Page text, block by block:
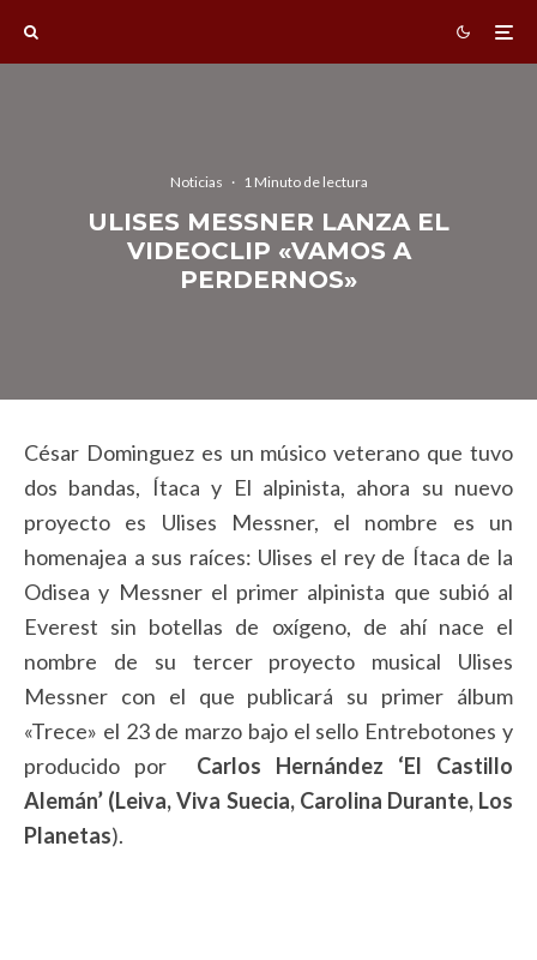
Noticias · 1 Minuto de lectura
ULISES MESSNER LANZA EL
VIDEOCLIP «VAMOS A
PERDERNOS»
César Dominguez es un músico veterano que tuvo
dos bandas, Ítaca y El alpinista, ahora su nuevo
proyecto es Ulises Messner, el nombre es un
homenajea a sus raíces: Ulises el rey de Ítaca de la
Odisea y Messner el primer alpinista que subió al
Everest sin botellas de oxígeno, de ahí nace el
nombre de su tercer proyecto musical Ulises
Messner con el que publicará su primer álbum
«Trece» el 23 de marzo bajo el sello Entrebotones y
producido por Carlos Hernández ‘El Castillo
Alemán’ (Leiva, Viva Suecia, Carolina Durante, Los
Planetas).